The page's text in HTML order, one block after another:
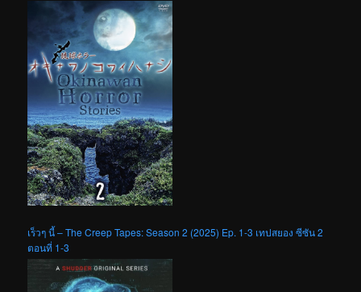
เร็วๆ นี้ – The Creep Tapes: Season 2 (2025) Ep. 1-3 เทปสยอง ซีซัน 2
ตอนที่ 1-3